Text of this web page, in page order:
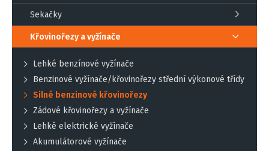
Sekačky
Křovinořezy a vyžínače
Lehké benzínové vyžínače
Benzinové vyžínače/křovinořezy střední výkonové třídy
Silné benzinové křovinořezy
Zádové křovinořezy a vyžínače
Lehké elektrické vyžínače
Akumulátorové vyžínače